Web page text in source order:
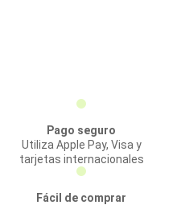
Pago seguro
Utiliza Apple Pay, Visa y
tarjetas internacionales
Fácil de comprar